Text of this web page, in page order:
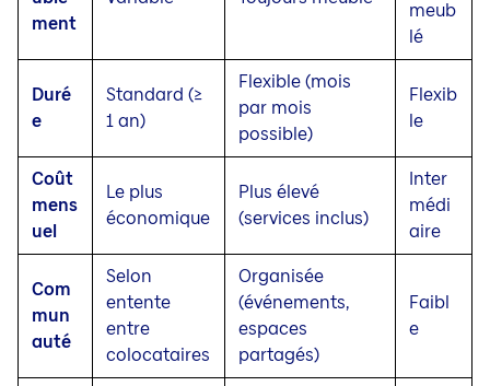
ment
meub
lé
Duré
e
Standard (≥
1 an)
Flexible (mois
par mois
possible)
Flexib
le
Coût
mens
uel
Le plus
économique
Plus élevé
(services inclus)
Inter
médi
aire
Com
mun
auté
Selon
entente
entre
colocataires
Organisée
(événements,
espaces
partagés)
Faibl
e